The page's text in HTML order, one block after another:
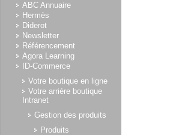
ABC Annuaire
Hermès
Diderot
Newsletter
Référencement
Agora Learning
ID-Commerce
Votre boutique en ligne
Votre arrière boutique
Intranet
Gestion des produits
Produits